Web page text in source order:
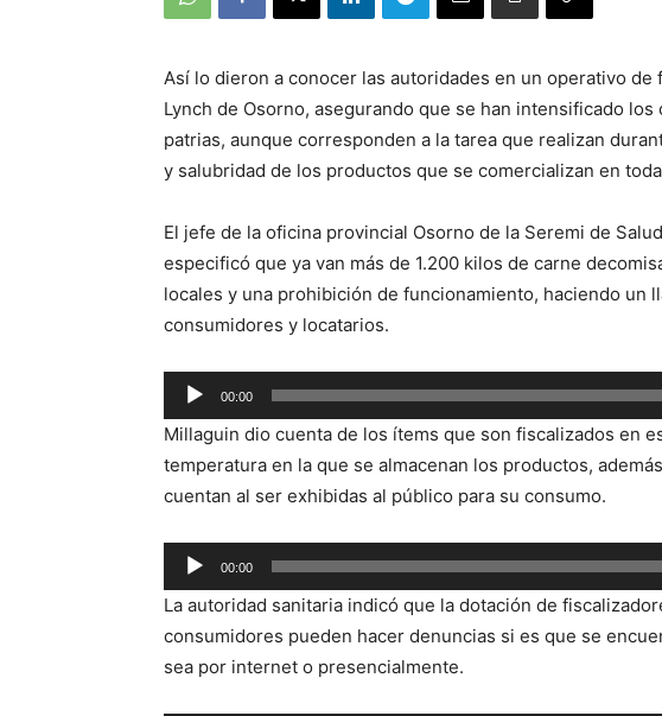
Así lo dieron a conocer las autoridades en un operativo
Lynch de Osorno, asegurando que se han intensificado
patrias, aunque corresponden a la tarea que realizan
y salubridad de los productos que se comercializan en
El jefe de la oficina provincial Osorno de la Seremi de
especificó que ya van más de 1.200 kilos de carne
locales y una prohibición de funcionamiento, haciendo un
consumidores y locatarios.
Reproductor
de
audio
00:00
Millaguin dio cuenta de los ítems que son fiscalizados en
temperatura en la que se almacenan los productos,
cuentan al ser exhibidas al público para su consumo.
Reproductor
de
audio
00:00
La autoridad sanitaria indicó que la dotación de
consumidores pueden hacer denuncias si es que se
sea por internet o presencialmente.